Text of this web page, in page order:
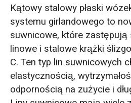
Kątowy stalowy płaski
systemu girlandowego to
suwnicowe, które
linowe i stalowe krążki
C. Ten typ lin suwnicowych
elastycznością,
odpornością na zużycie i